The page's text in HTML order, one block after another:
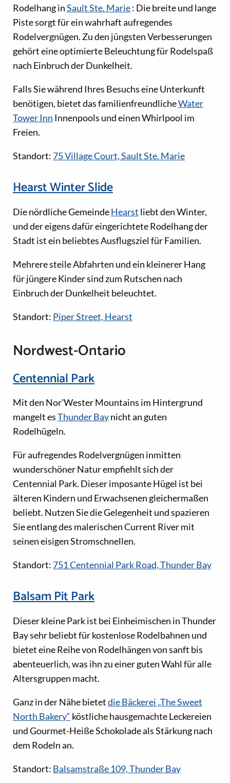
Rodelhang inSault Ste. Marie: Die breite und lange
Piste sorgt für ein wahrhaft aufregendes
Rodelvergnügen. Zu den jüngsten Verbesserungen
gehört eine optimierte Beleuchtung für Rodelspaß
nach Einbruch der Dunkelheit.
Falls Sie während Ihres Besuchs eine Unterkunft
benötigen, bietet das familienfreundlicheWater
Tower Inn Innenpools und einen Whirlpool im
Freien.
Standort: 75 Village Court, Sault Ste. Marie
Hearst Winter Slide
Die nördliche GemeindeHearst liebt den Winter,
und der eigens dafür eingerichtete Rodelhang der
Stadt ist ein beliebtes Ausflugsziel für Familien.
Mehrere steile Abfahrten und ein kleinerer Hang
für jüngere Kinder sind zum Rutschen nach
Einbruch der Dunkelheit beleuchtet.
Standort: Piper Street, Hearst
Nordwest-Ontario
Centennial Park
Mit den Nor'Wester Mountains im Hintergrund
mangelt esThunder Baynicht an guten
Rodelhügeln.
Für aufregendes Rodelvergnügen inmitten
wunderschöner Natur empfiehlt sich der
Centennial Park. Dieser imposante Hügel ist bei
älteren Kindern und Erwachsenen gleichermaßen
beliebt. Nutzen Sie die Gelegenheit und spazieren
Sie entlang des malerischen Current River mit
seinen eisigen Stromschnellen.
Standort: 751 Centennial Park Road, Thunder Bay
Balsam Pit Park
Dieser kleine Park ist bei Einheimischen in Thunder
Bay sehr beliebt für kostenlose Rodelbahnen und
bietet eine Reihe von Rodelhängen von sanft bis
abenteuerlich, was ihn zu einer guten Wahl für alle
Altersgruppen macht.
Ganz in der Nähe bietetdie Bäckerei „The Sweet
North Bakery“ köstliche hausgemachte Leckereien
und Gourmet-Heiße Schokolade als Stärkung nach
dem Rodeln an.
Standort: Balsamstraße 109, Thunder Bay